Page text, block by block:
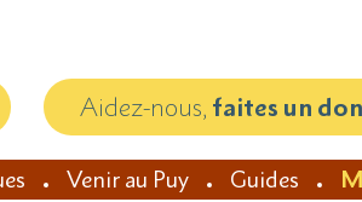
Aidez-nous, faites un don
Venir au Puy Guides